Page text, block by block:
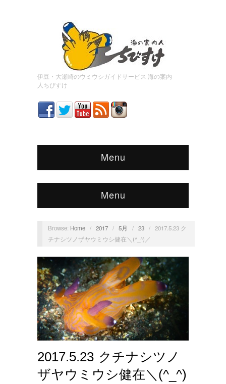
伊豆・大瀬崎のウミウシガイドサービス 海の案内
人ちびすけ
Menu
Menu
Browse: Home / 2017 / 5月 / 23 /
2017.5.23 ク
チナシツノザヤウミウシ健在＼(^_^)／
2017.5.23 クチナシツノ
ザヤウミウシ健在＼(^_^)